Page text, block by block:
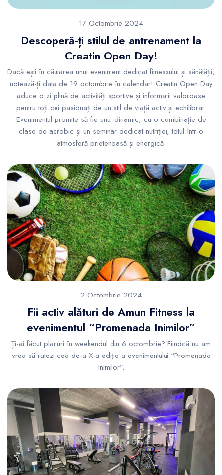
17 Octombrie 2024
Descoperă-ți stilul de antrenament la
Creatin Open Day!
Dacă ești în căutarea unui eveniment dedicat fitnessului și sănătății,
notează-ți data de 19 octombrie în calendar! Creatin Open Day
aduce o zi plină de activități sportive și informații valoroase
pentru toți cei pasionați de un stil de viață activ și echilibrat.
Evenimentul promite să fie unul dinamic, cu o combinație de
clase de aerobic și un seminar dedicat nutriției, totul într-o
atmosferă prietenoasă și energică.
2 Octombrie 2024
Fii activ alături de Amun Fitness la
evenimentul “Promenada Inimilor”
Ți-ai făcut planuri în weekendul din 6 octombrie? Fiindcă nu am
vrea să ratezi cea de-a X-a ediție a evenimentului “Promenada
Inimilor”.